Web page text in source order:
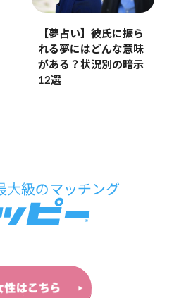
【夢占い】彼氏に振ら
れる夢にはどんな意味
がある？状況別の暗示
12選